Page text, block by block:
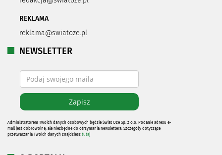
REKLAMA
reklama@swiatoze.pl
NEWSLETTER
Administratorem Twoich danych osobowych będzie Świat Oze Sp. z o.o. Podanie adresu e-
mail jest dobrowolne, ale niezbędne do otrzymania newslettera. Szczegóły dotyczące
przetwarzania Twoich danych znajdziesz tutaj